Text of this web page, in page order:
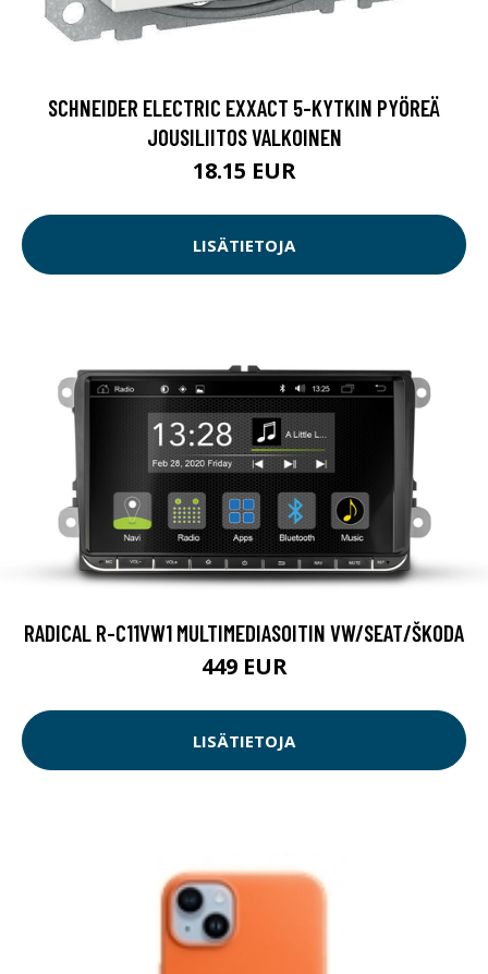
SCHNEIDER ELECTRIC EXXACT 5-KYTKIN PYÖREÄ
JOUSILIITOS VALKOINEN
18.15 EUR
LISÄTIETOJA
RADICAL R-C11VW1 MULTIMEDIASOITIN VW/SEAT/ŠKODA
449 EUR
LISÄTIETOJA